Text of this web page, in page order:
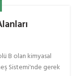
B olan kimyasal
Sistemi'nde gerek